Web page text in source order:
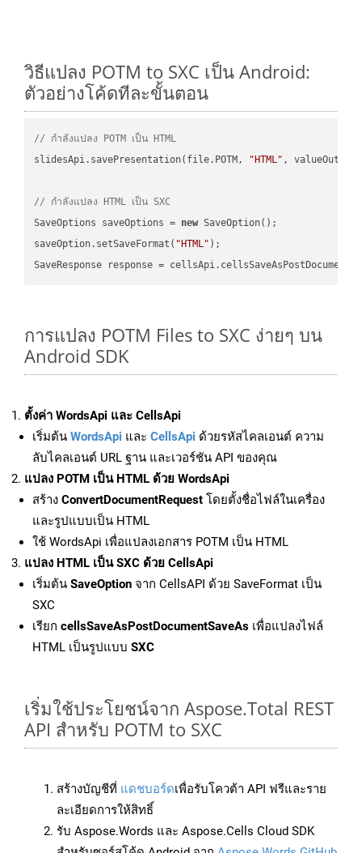
วิธีแปลง POTM to SXC เป็น Android:
ตัวอย่างโค้ดทีละขั้นตอน
// กำลังแปลง POTM เป็น HTML
slidesApi.savePresentation(file.POTM,
"HTML" ,
// กำลังแปลง HTML เป็น SXC
SaveOptions saveOptions = new SaveOption();
saveOption.setSaveFormat( "HTML" );
SaveResponse response =
การแปลง POTM Files to SXC ง่ายๆ บน
Android SDK
ตั้งค่า WordsApi และ CellsApi
เริ่มต้น WordsApi และ CellsApi ด้วยรหัสไคลเอนต์ ความ
ลับไคลเอนต์ URL ฐาน และเวอร์ชัน API ของคุณ
แปลง POTM เป็น HTML ด้วย WordsApi
สร้าง ConvertDocumentRequest โดยตั้งชื่อไฟล์ในเครื่อง
และรูปแบบเป็น HTML
ใช้ WordsApi เพื่อแปลงเอกสาร POTM เป็น HTML
แปลง HTML เป็น SXC ด้วย CellsApi
เริ่มต้น SaveOption จาก CellsAPI ด้วย SaveFormat เป็น
SXC
เรียก cellsSaveAsPostDocumentSaveAs เพื่อแปลงไฟล์
HTML เป็นรูปแบบ SXC
เริ่มใช้ประโยชน์จาก Aspose.Total REST
API สำหรับ POTM to SXC
สร้างบัญชีที่ แดชบอร์ดเพื่อรับโควต้า API ฟรีและราย
ละเอียดการให้สิทธิ์
รับ Aspose.Words และ Aspose.Cells Cloud SDK